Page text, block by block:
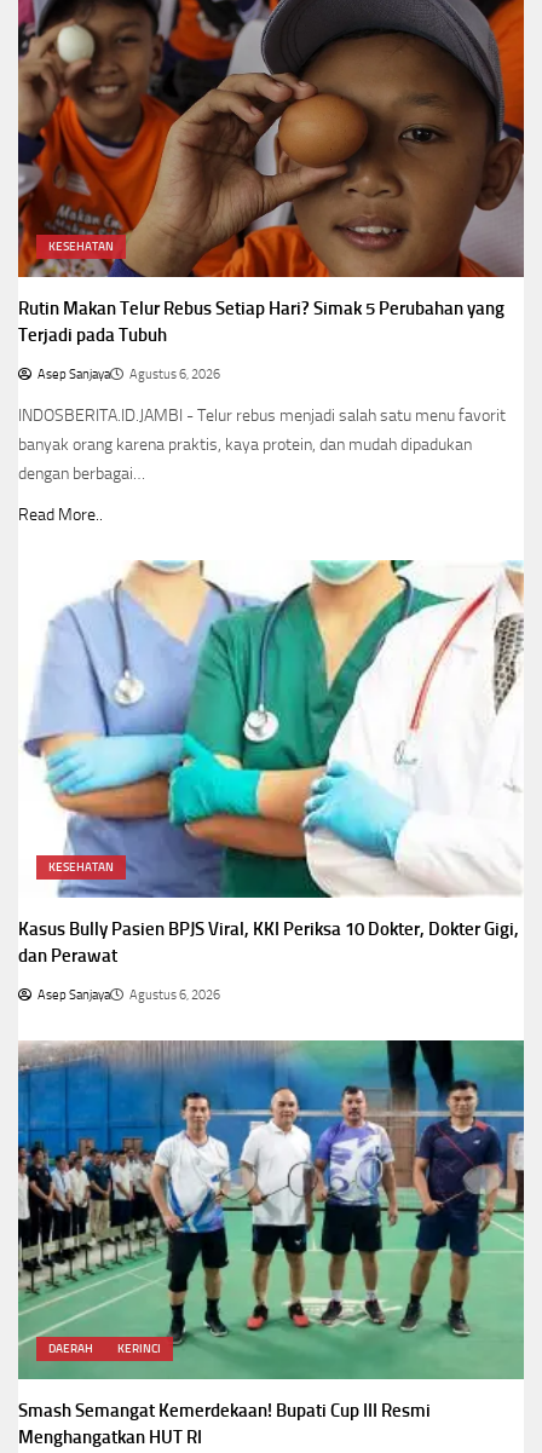
KESEHATAN
Rutin Makan Telur Rebus Setiap Hari? Simak 5 Perubahan yang
Terjadi pada Tubuh
Asep Sanjaya Agustus 6, 2026
INDOSBERITA.ID.JAMBI - Telur rebus menjadi salah satu menu favorit
banyak orang karena praktis, kaya protein, dan mudah dipadukan
dengan berbagai…
Read More..
KESEHATAN
Kasus Bully Pasien BPJS Viral, KKI Periksa 10 Dokter, Dokter Gigi,
dan Perawat
Asep Sanjaya Agustus 6, 2026
DAERAH KERINCI
Smash Semangat Kemerdekaan! Bupati Cup III Resmi
Menghangatkan HUT RI